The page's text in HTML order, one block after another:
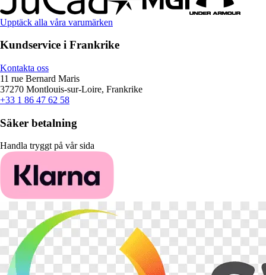
Upptäck alla våra varumärken
Kundservice i Frankrike
Kontakta oss
11 rue Bernard Maris
37270 Montlouis-sur-Loire, Frankrike
+33 1 86 47 62 58
Säker betalning
Handla tryggt på vår sida